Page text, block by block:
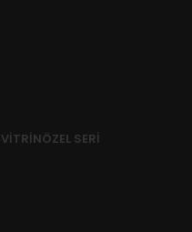
VITRINÖZEL SERI